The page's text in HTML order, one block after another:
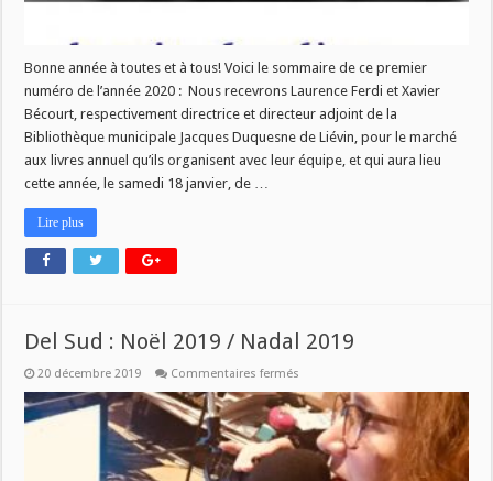
Bonne année à toutes et à tous! Voici le sommaire de ce premier
numéro de l’année 2020 : Nous recevrons Laurence Ferdi et Xavier
Bécourt, respectivement directrice et directeur adjoint de la
Bibliothèque municipale Jacques Duquesne de Liévin, pour le marché
aux livres annuel qu’ils organisent avec leur équipe, et qui aura lieu
cette année, le samedi 18 janvier, de …
Lire plus
Del Sud : Noël 2019 / Nadal 2019
20 décembre 2019 Commentaires fermés
Sud
:
Noël
2019
/
Nadal